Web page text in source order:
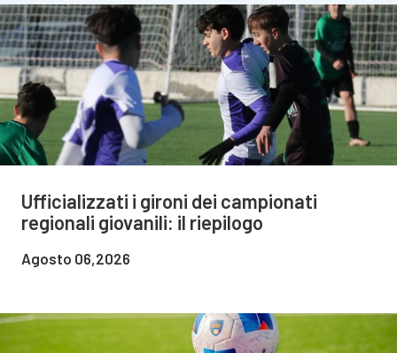
Ufficializzati i gironi dei campionati
regionali giovanili: il riepilogo
Agosto 06,2026